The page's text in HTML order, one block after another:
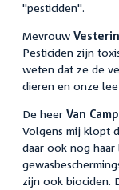
"pesticiden".
Mevrouw
Pesticiden zijn
weten dat ze de
dieren en onze
De heer Van
Volgens mij klopt
daar ook nog haar
zijn ook biociden.